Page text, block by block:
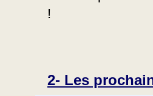
!
2- Les